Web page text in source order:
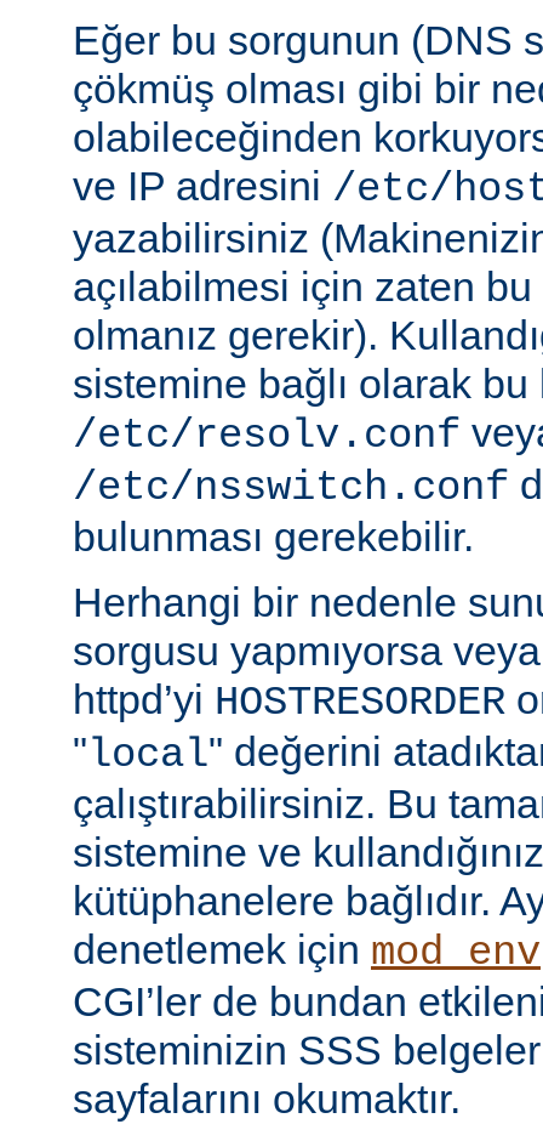
Eğer bu sorgunun (DNS
çökmüş olması gibi bir
olabileceğinden
ve IP adresini /etc/
yazabilirsiniz
açılabilmesi için zaten bu
olmanız gerekir).
sistemine bağlı olarak bu
/etc/resolv.conf
/etc/nsswitch.conf
bulunması gerekebilir.
Herhangi bir nedenle
sorgusu yapmıyorsa
httpd’yi HOSTRESORDER
" local" değerini
çalıştırabilirsiniz. Bu
sistemine ve
kütüphanelere bağlıdır.
denetlemek için mod_env
CGI’ler de bundan
sisteminizin SSS
sayfalarını okumaktır.